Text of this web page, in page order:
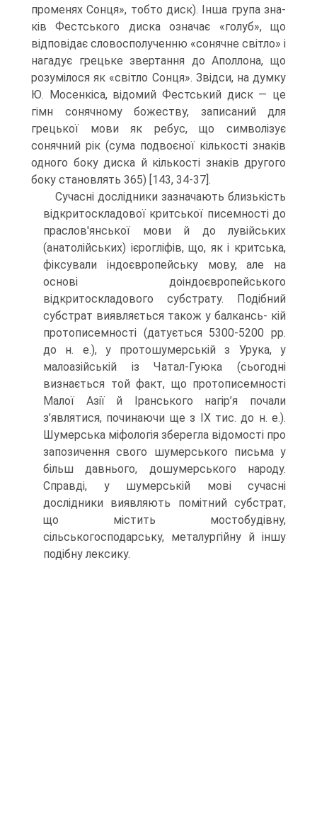
променях Сонця», тобто диск). Інша група зна­
ків Фестського диска означає «голуб», що
відповідає словосполученню «сонячне світло» і
нагадує грецьке звертання до Аполлона, що
розумілося як «світло Сонця». Звідси, на думку
Ю. Мосенкіса, відомий Фестський диск — це
гімн сонячному бо­жеству, записаний для
грецької мови як ребус, що символізує
сонячний рік (сума подвоєної кількості знаків
одного боку диска й кількості знаків другого
боку ста­новлять 365) [143, 34-37].
Сучасні дослідники зазначають близькість
відкритоскладової критської пи­семності до
праслов'янської мови й до лувійських
(анатолійських) ієрогліфів, що, як і критська,
фіксували індоєвропейську мову, але на
основі доіндоєвропейського
відкритоскладового субстрату. Подібний
субстрат виявляється також у балкансь- кій
протописемності (датується 5300-5200 рр.
до н. е.), у протошумерській з Уру­ка, у
малоазійській із Чатал-Гуюка (сьогодні
визнається той факт, що протописем­ності
Малої Азії й Іранського нагір’я почали
з’являтися, починаючи ще з IX тис. до н. е.).
Шумерська міфологія зберегла відомості про
запозичення свого шу­мерського письма у
більш давнього, дошумерського народу.
Справді, у шумерській мові сучасні
дослідники виявляють помітний субстрат,
що містить мостобудівну,
сільськогосподарську, металургійну й іншу
подібну лексику.